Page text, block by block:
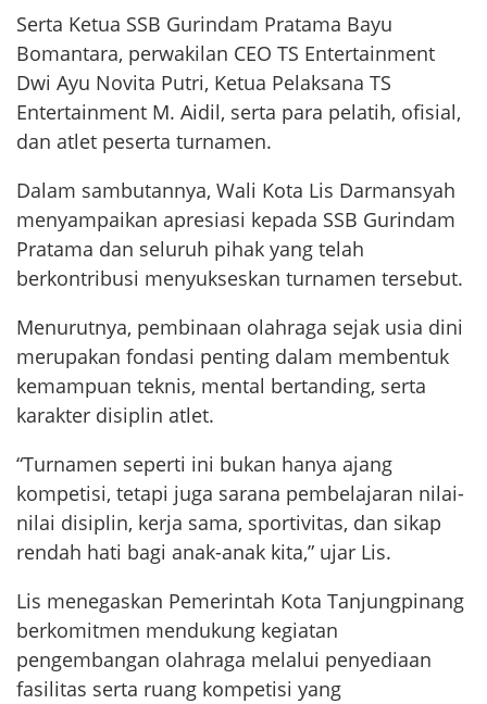
Serta Ketua SSB Gurindam Pratama Bayu
Bomantara, perwakilan CEO TS Entertainment
Dwi Ayu Novita Putri, Ketua Pelaksana TS
Entertainment M. Aidil, serta para pelatih, ofisial,
dan atlet peserta turnamen.
Dalam sambutannya, Wali Kota Lis Darmansyah
menyampaikan apresiasi kepada SSB Gurindam
Pratama dan seluruh pihak yang telah
berkontribusi menyukseskan turnamen tersebut.
Menurutnya, pembinaan olahraga sejak usia dini
merupakan fondasi penting dalam membentuk
kemampuan teknis, mental bertanding, serta
karakter disiplin atlet.
“Turnamen seperti ini bukan hanya ajang
kompetisi, tetapi juga sarana pembelajaran nilai-
nilai disiplin, kerja sama, sportivitas, dan sikap
rendah hati bagi anak-anak kita,” ujar Lis.
Lis menegaskan Pemerintah Kota Tanjungpinang
berkomitmen mendukung kegiatan
pengembangan olahraga melalui penyediaan
fasilitas serta ruang kompetisi yang